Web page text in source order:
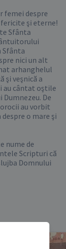
femei despre
şi eterne!
Sfânta
Sfânta
nici un alt
arhanghelul
şi veşnică a
au cântat oştile
De
au vorbit
o mare şi
nume de
Scripturi că
Domnului